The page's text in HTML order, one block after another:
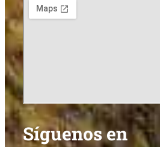
Síguenos en